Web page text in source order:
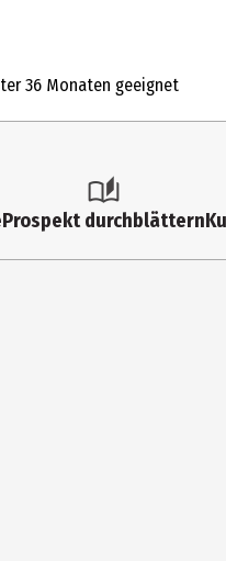
36 Monaten geeignet
Prospekt durchblättern